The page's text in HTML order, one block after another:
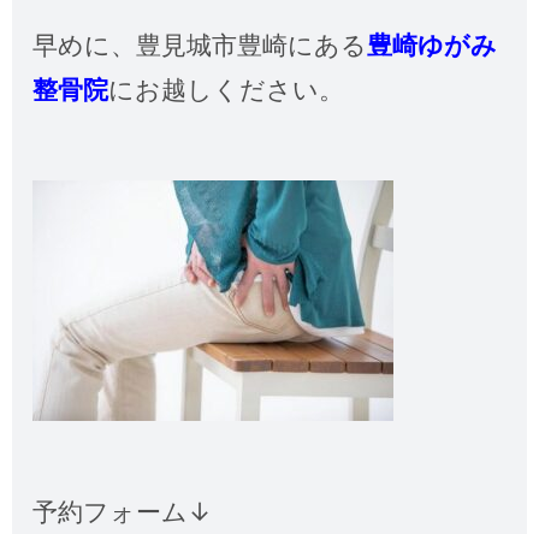
早めに、 豊見城市豊崎にある豊崎ゆがみ
整骨院にお越しください。
予約フォーム↓